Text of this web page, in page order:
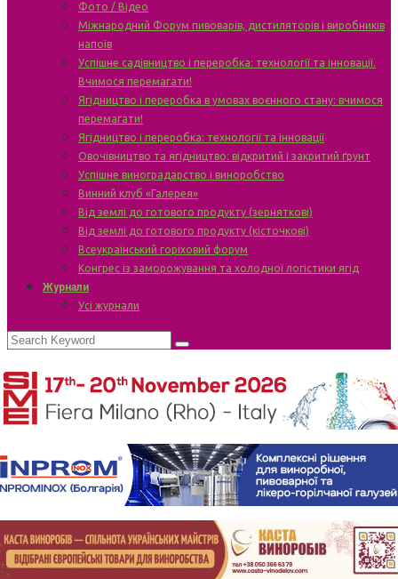
Фото / Відео
Міжнародний Форум пивоварів, дистиляторів і виробників
напоїв
Успішне садівництво і переробка: технології та інновації.
Вчимося перемагати!
Ягідництво і переробка в умовах воєнного стану: вчимося
перемагати!
Ягідництво і переробка: технології та інновації
Овочівництво та ягідництво: відкритий і закритий ґрунт
Успішне виноградарство і виноробство
Винний клуб «Галерея»
Від землі до готового продукту (зерняткові)
Від землі до готового продукту (кісточкові)
Всеукраїнський горіховий форум
Конгрес із заморожування та холодної логістики ягід
Журнали
Усі журнали